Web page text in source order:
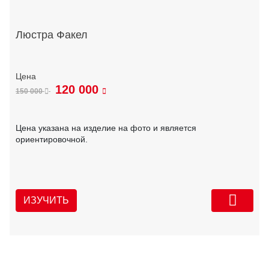
Люстра Факел
150 000 120 000
Цена указана на изделие на фото и является
ориентировочной.
ИЗУЧИТЬ